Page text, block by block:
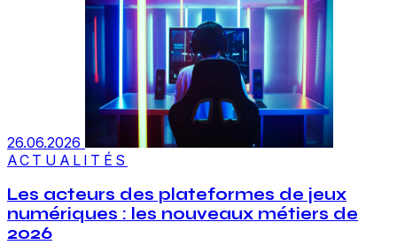
26.06.2026
ACTUALITÉS
Les acteurs des plateformes de jeux
numériques : les nouveaux métiers de
2026